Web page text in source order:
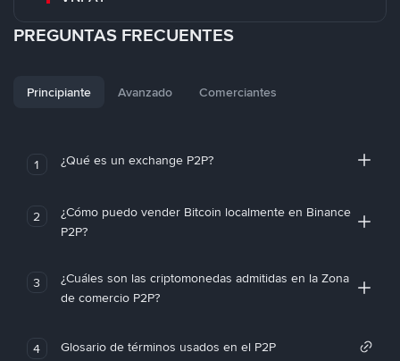
PREGUNTAS FRECUENTES
Principiante Avanzado Comerciantes
1 ¿Qué es un exchange P2P?
2
¿Cómo puedo vender Bitcoin localmente en Binance
P2P?
3
¿Cuáles son las criptomonedas admitidas en la Zona
de comercio P2P?
4 Glosario de términos usados en el P2P